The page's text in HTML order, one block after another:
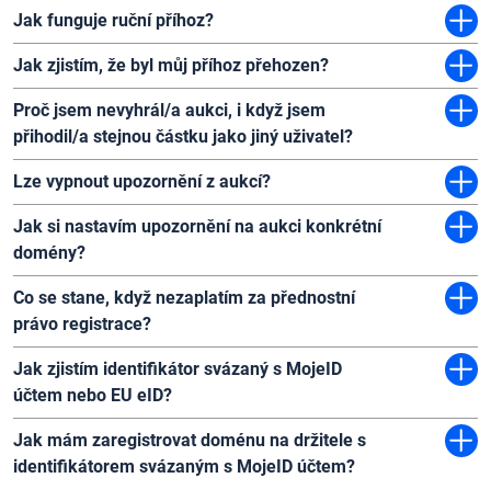
Jak funguje ruční příhoz?
Jak zjistím, že byl můj příhoz přehozen?
Proč jsem nevyhrál/a aukci, i když jsem
přihodil/a stejnou částku jako jiný uživatel?
Lze vypnout upozornění z aukcí?
Jak si nastavím upozornění na aukci konkrétní
domény?
Co se stane, když nezaplatím za přednostní
právo registrace?
Jak zjistím identifikátor svázaný s MojeID
účtem nebo EU eID?
Jak mám zaregistrovat doménu na držitele s
identifikátorem svázaným s MojeID účtem?